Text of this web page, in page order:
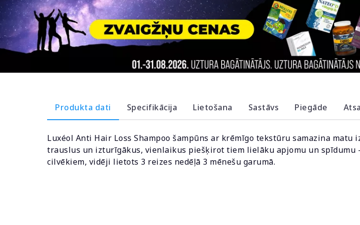
Produkta dati Specifikācija Lietošana Sastāvs Piegāde
Luxéol Anti Hair Loss Shampoo šampūns ar krēmīgo tekstūru samazina
trauslus un izturīgākus, vienlaikus piešķirot tiem lielāku apjomu un
cilvēkiem, vidēji lietots 3 reizes nedēļā 3 mēnešu garumā.